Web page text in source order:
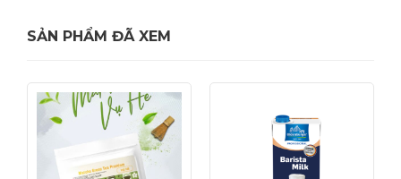
SẢN PHẨM ĐÃ XEM